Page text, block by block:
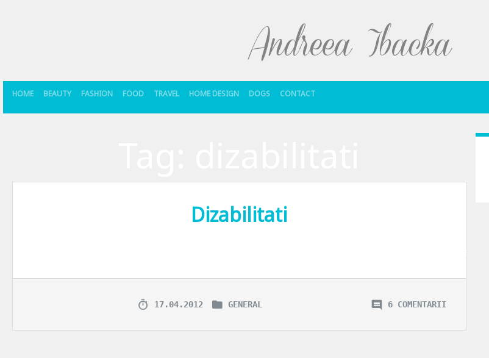
HOME BEAUTY FASHION FOOD TRAVEL HOME DESIGN DOGS CONTACT
Dizabilitati
Nu stiu voi, dar eu n-am cunoscut pana acum persoane cu dizabilitati care sa se plimbe cu Ferrari… Ce sa zic… poate nu ma
17.04.2012 GENERAL 6 COMENTARII